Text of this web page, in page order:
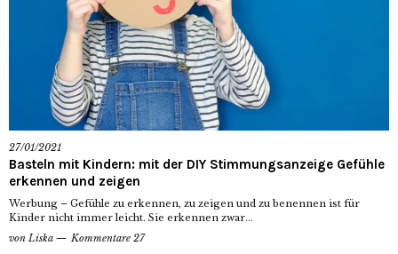
27/01/2021
Basteln mit Kindern: mit der DIY Stimmungsanzeige Gefühle
erkennen und zeigen
Werbung – Gefühle zu erkennen, zu zeigen und zu benennen ist für
Kinder nicht immer leicht. Sie erkennen zwar...
von Liska Kommentare 27